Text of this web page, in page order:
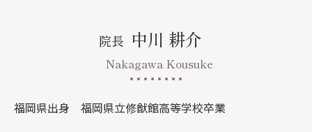
院長 中川 耕介
Nakagawa Kousuke
福岡県出身 福岡県立修猷館高等学校卒業